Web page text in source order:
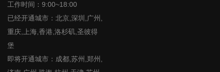
工作时间：9:00~18:00
已经开通城市：北京,深圳,广州,
重庆,上海,香港,洛杉矶,圣彼得
堡
即将开通城市：成都,苏州,郑州,